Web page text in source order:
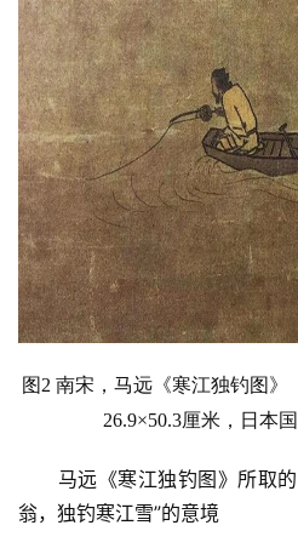
图2 南宋，马远 《寒江独钓图》
26.9×50.3厘米，日本
马远《寒江独钓图》所取
翁， 独钓寒江雪”的意境